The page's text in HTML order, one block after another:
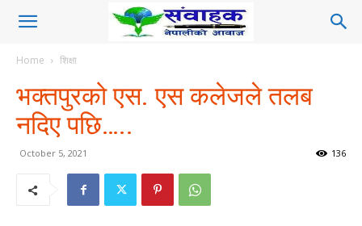
Home शिक्षा
भक्तपुरको एस. एस कलेजले तलब
नदिए पछि…..
October 5, 2021 136